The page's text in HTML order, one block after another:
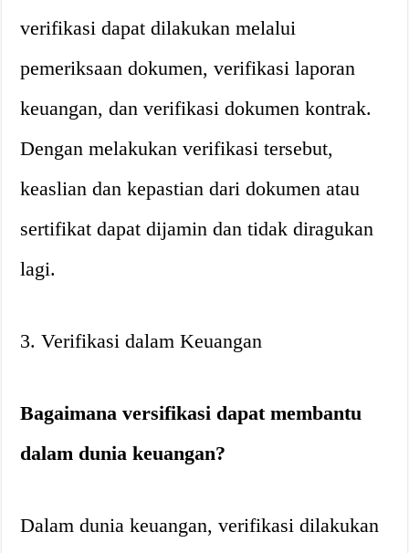
verifikasi dapat dilakukan melalui
pemeriksaan dokumen, verifikasi laporan
keuangan, dan verifikasi dokumen kontrak.
Dengan melakukan verifikasi tersebut,
keaslian dan kepastian dari dokumen atau
sertifikat dapat dijamin dan tidak diragukan
lagi.
3. Verifikasi dalam Keuangan
Bagaimana versifikasi dapat membantu
dalam dunia keuangan?
Dalam dunia keuangan, verifikasi dilakukan